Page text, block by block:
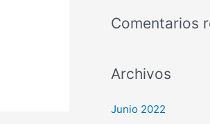
Comentarios
Archivos
Junio 2022